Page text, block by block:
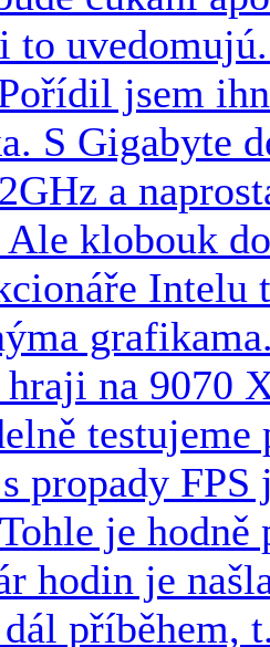
to
jsem
S Gigabyte
a
Ale klobouk
Intelu
na 9070
testujeme
propady FPS
je hodně
hodin je
příběhem,